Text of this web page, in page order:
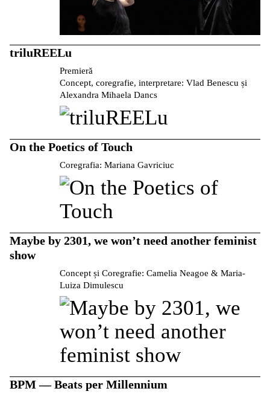
triluREELu
Premieră
Concept, coregrafie, interpretare: Vlad Benescu și
Alexandra Mihaela Dancs
On the Poetics of Touch
Coregrafia: Mariana Gavriciuc
Maybe by 2301, we won’t need another feminist
show
Concept și Coregrafie: Camelia Neagoe & Maria-
Luiza Dimulescu
BPM — Beats per Millennium